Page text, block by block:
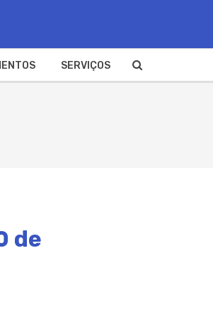
SERVIÇOS
de